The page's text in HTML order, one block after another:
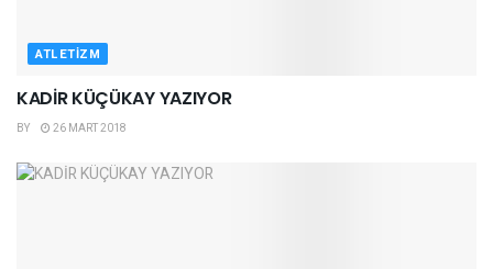
ATLETIZM
KADİR KÜÇÜKAY YAZIYOR
BY 26 MART 2018